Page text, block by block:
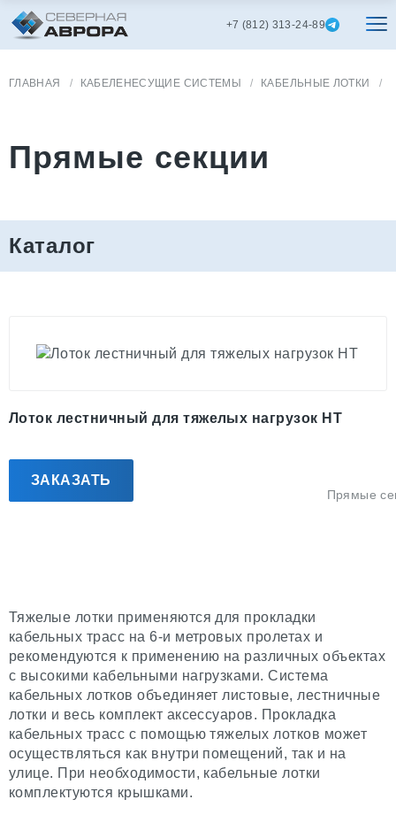
+7 (812) 313-24-89
ГЛАВНАЯ КАБЕЛЕНЕСУЩИЕ СИСТЕМЫ КАБЕЛЬНЫЕ ЛОТКИ
Прямые секции
Каталог
Лоток лестничный для тяжелых нагрузок НТ
ЗАКАЗАТЬ
Прямые
Тяжелые лотки применяются для прокладки
кабельных трасс на 6-и метровых пролетах и
рекомендуются к применению на различных объектах
с высокими кабельными нагрузками. Система
кабельных лотков объединяет листовые, лестничные
лотки и весь комплект аксессуаров. Прокладка
кабельных трасс c помощью тяжелых лотков может
осуществляться как внутри помещений, так и на
улице. При необходимости, кабельные лотки
комплектуются крышками.